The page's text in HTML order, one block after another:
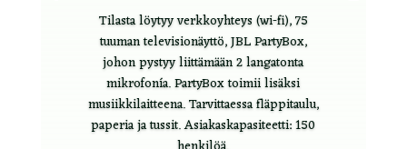
Tilasta löytyy verkkoyhteys (wi-fi), 75
tuuman televisionäyttö, JBL PartyBox,
johon pystyy liittämään 2 langatonta
mikrofonía. PartyBox toimii lisäksi
musiikkilaitteena. Tarvittaessa fläppitaulu,
paperia ja tussit. Asiakaskapasiteetti: 150